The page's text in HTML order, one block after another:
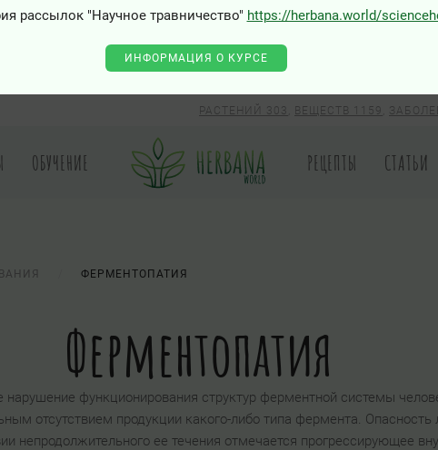
рассылок "Научное травничество" https://herbana.world/
ИНФОРМАЦИЯ О КУРСЕ
РАСТЕНИЙ 303 ВЕЩЕСТВ 1159
ОБУЧЕНИЕ РЕЦЕПТЫ СТАТЬИ
ФЕРМЕНТОПАТИЯ
Ферментопатия
нарушение функционирования структур ферментной системы
отсутствием продукции какого-либо типа фермента.
непродолжительного ее течения отмечается прогрессирующее